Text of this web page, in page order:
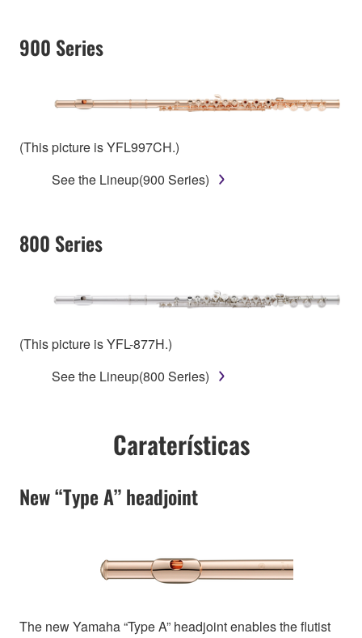
900 Series
(This picture is YFL997CH.)
See the Lineup(900 Series)
800 Series
(This picture is YFL-877H.)
See the Lineup(800 Series)
Caraterísticas
New “Type A” headjoint
The new Yamaha “Type A” headjoint enables the flutist